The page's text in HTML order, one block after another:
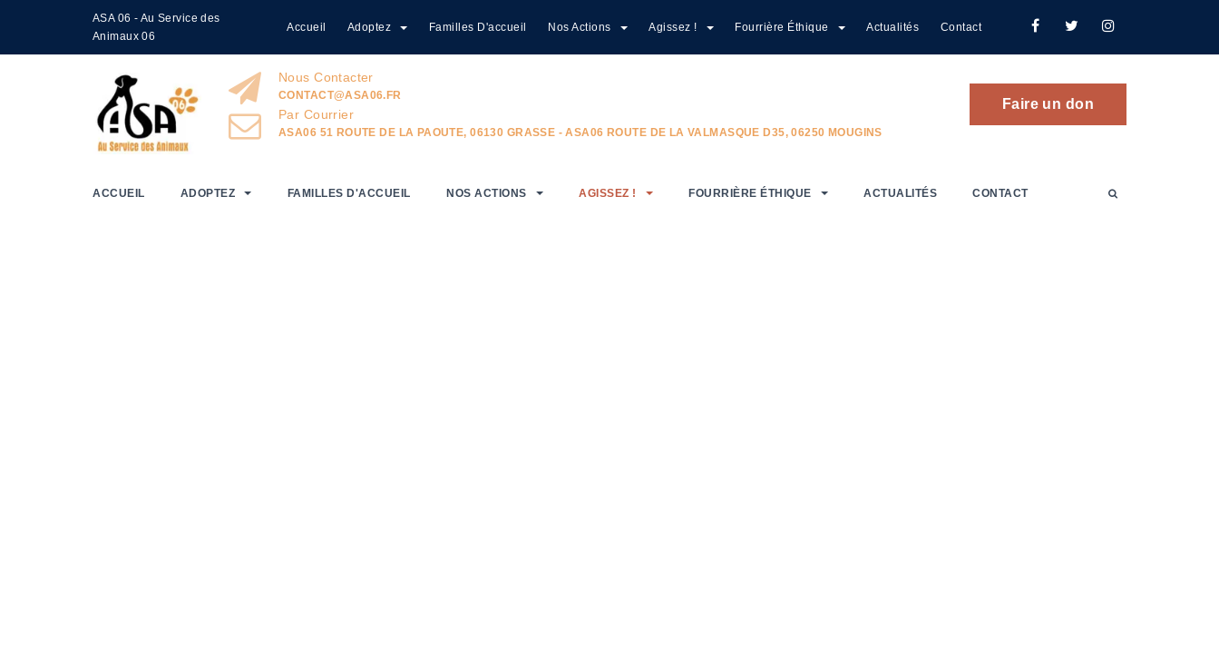
ASA 06 - Au Service des
Animaux 06
Accueil Adoptez Familles D'accueil Nos Actions Agissez ! Fourrière Éthique Actualités Contact
Nous Contacter
CONTACT@ASA06.FR
Par Courrier
ASA06 51 ROUTE DE LA PAOUTE, 06130 GRASSE - ASA06 ROUTE DE LA VALMASQUE D35, 06250 MOUGINS
Faire un don
ACCUEIL ADOPTEZ FAMILLES D'ACCUEIL NOS ACTIONS AGISSEZ ! FOURRIÈRE ÉTHIQUE ACTUALITÉS CONTACT
Home